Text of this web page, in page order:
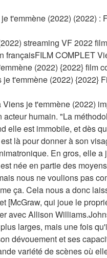
t'emmène (2022) (2022)
streaming VF 2022
françaisFILM COMPLET
(2022) {2022} film
t'emmène (2022) {2022}
Viens je t'emmène (2022)
acteur humain. "La
elle est immobile, et dès
là pour donner à son
En gros, elle
née en partie des
nous ne voulions pas
ça. Cela nous a donc
[McGraw, qui joue le
avec Allison
larges, mais une fois
dévouement et ses
variété de scènes où